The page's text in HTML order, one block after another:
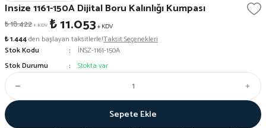
Insize 1161-150A Dijital Boru Kalınlığı Kumpası
₺ 18.422+ KDV ₺ 11.053+ KDV
₺ 1.444den başlayan taksitlerle!Taksit Seçenekleri
Stok Kodu
İNSZ-1161-150A
Stok Durumu
Stokta var
Sepete Ekle